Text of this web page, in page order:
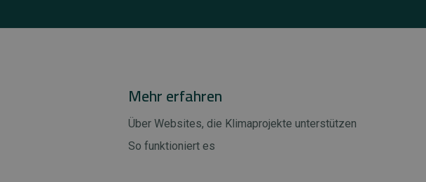
Mehr erfahren
Über Websites, die Klimaprojekte unterstützen
So funktioniert es